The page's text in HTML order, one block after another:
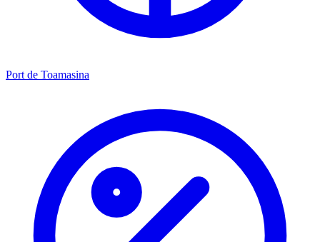
Port de Toamasina